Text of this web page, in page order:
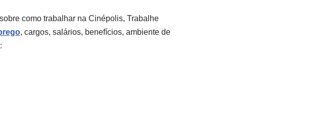
como trabalhar na Cinépolis, Trabalhe
, cargos, salários, benefícios, ambiente de